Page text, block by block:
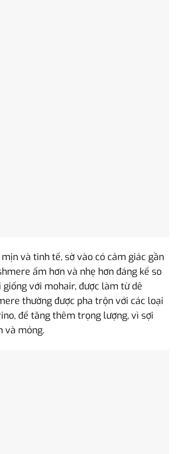
và tinh tế, sờ vào có cảm giác gần
ấm hơn và nhẹ hơn đáng kể so
giống với mohair, được làm từ dê
thường được pha trộn với các loại
để tăng thêm trọng lượng, vì sợi
và mỏng.